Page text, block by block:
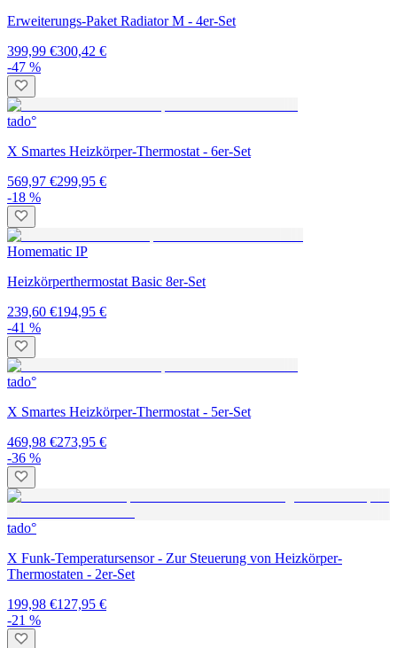
Erweiterungs-Paket Radiator M - 4er-Set
399,99 €300,42 €
-47 %
tado°
X Smartes Heizkörper-Thermostat - 6er-Set
569,97 €299,95 €
-18 %
Homematic IP
Heizkörperthermostat Basic 8er-Set
239,60 €194,95 €
-41 %
tado°
X Smartes Heizkörper-Thermostat - 5er-Set
469,98 €273,95 €
-36 %
tado°
X Funk-Temperatursensor - Zur Steuerung von Heizkörper-
Thermostaten - 2er-Set
199,98 €127,95 €
-21 %